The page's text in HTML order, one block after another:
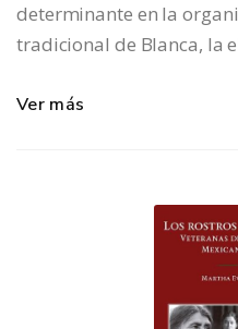
determinante en la
tradicional de Blanca, la
Ver más